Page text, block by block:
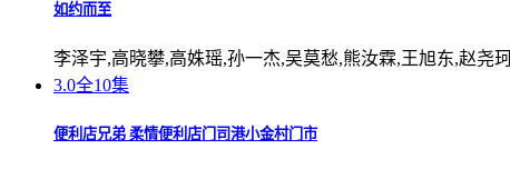
如约而至
李泽宇,高晓攀,高姝瑶,孙一杰,吴莫愁,熊汝霖,王旭东,赵尧
3.0全10集
便利店兄弟 柔情便利店门司港小金村门市